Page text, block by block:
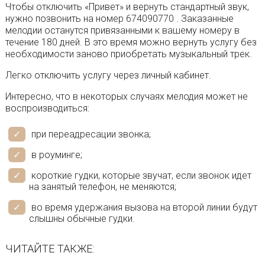
Чтобы отключить «Привет» и вернуть стандартный звук,
нужно позвонить на номер 674090770 . Заказанные
мелодии останутся привязанными к вашему номеру в
течение 180 дней. В это время можно вернуть услугу без
необходимости заново приобретать музыкальный трек.
Легко отключить услугу через личный кабинет.
Интересно, что в некоторых случаях мелодия может не
воспроизводиться:
при переадресации звонка;
в роуминге;
короткие гудки, которые звучат, если звонок идет
на занятый телефон, не меняются;
во время удержания вызова на второй линии будут
слышны обычные гудки.
ЧИТАЙТЕ ТАКЖЕ: